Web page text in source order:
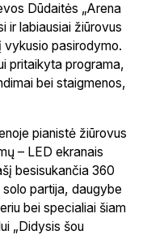
Dūdaitės „Arena
ir labiausiai žiūrovus
vykusio pasirodymo.
pritaikyta programa,
bei staigmenos,
pianistė žiūrovus
– LED ekranais
besisukančia 360
partija, daugybe
bei specialiai šiam
„Didysis šou